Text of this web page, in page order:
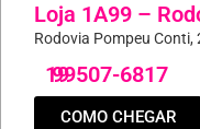
Loja 1A99 –
Rodovia Pompeu
19
99507-6817
COMO CHEGAR